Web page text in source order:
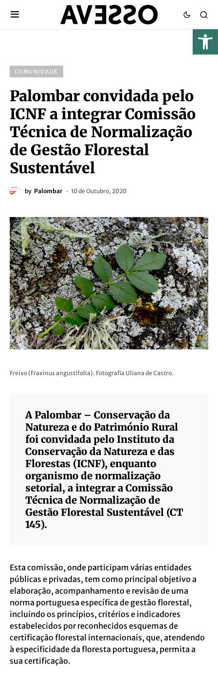
COMUNIDADE
Palombar convidada pelo
ICNF a integrar Comissão
Técnica de Normalização
de Gestão Florestal
Sustentável
by Palombar 10 de Outubro, 2020
Freixo (Fraxinus angustifolia). Fotografia Uliana de Castro.
A Palombar – Conservação da
Natureza e do Património Rural
foi convidada pelo Instituto da
Conservação da Natureza e das
Florestas (ICNF), enquanto
organismo de normalização
setorial, a integrar a Comissão
Técnica de Normalização de
Gestão Florestal Sustentável (CT
145).
Esta comissão, onde participam várias entidades
públicas e privadas, tem como principal objetivo a
elaboração, acompanhamento e revisão de uma
norma portuguesa específica de gestão florestal,
incluindo os princípios, critérios e indicadores
estabelecidos por reconhecidos esquemas de
certificação florestal internacionais, que, atendendo
à especificidade da floresta portuguesa, permita a
sua certificação.